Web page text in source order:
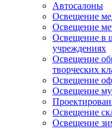
Автосалоны
Освещение
Освещение
Освещение в
учреждениях
Освещение
творческих
Освещение
Освещение
Освещение
Освещение